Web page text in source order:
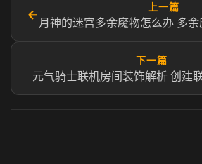
←
上一篇
月神的迷宫多余魔物怎么办 多
下一篇
元气骑士联机房间装饰解析 创建